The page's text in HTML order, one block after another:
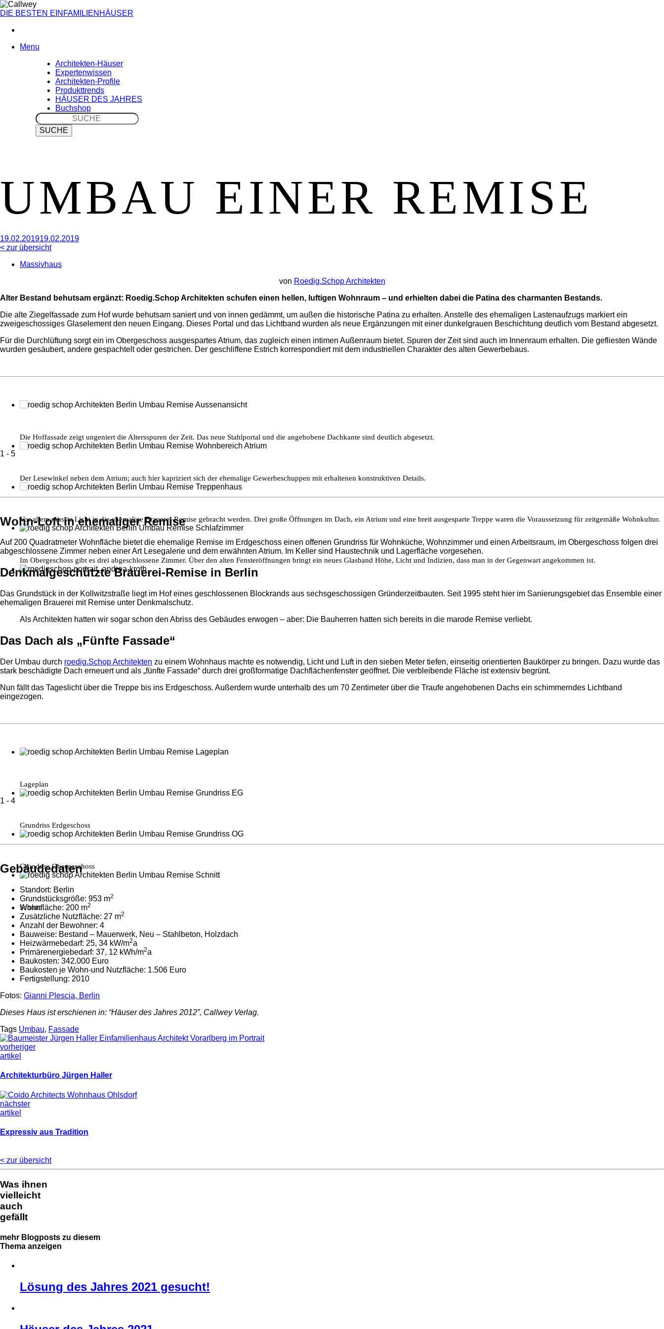
DIE BESTEN EINFAMILIENHÄUSER
Menu
Architekten-Häuser
Expertenwissen
Architekten-Profile
Produkttrends
HÄUSER DES JAHRES
Buchshop
Bücher-
und
zeitschriften
UM­BAU EI­NER RE­MI­SE
19.02.201919.02.2019
< zur übersicht
Massivhaus
von Roedig.Schop Architekten
Alter Bestand behutsam ergänzt: Roedig.Schop Architekten schufen einen hellen, luftigen Wohnraum – und erhielten dabei die Patina des charmanten Bestands.
Die alte Ziegelfassade zum Hof wurde behutsam saniert und von innen gedämmt, um außen die historische Patina zu erhalten. Anstelle des ehemaligen Lastenaufzugs markiert ein
zweigeschossiges Glaselement den neuen Eingang. Dieses Portal und das Lichtband wurden als neue Ergänzungen mit einer dunkelgrauen Beschichtung deutlich vom Bestand abgesetzt.
Für die Durchlüftung sorgt ein im Obergeschoss ausgespartes Atrium, das zugleich einen intimen Außenraum bietet. Spuren der Zeit sind auch im Innenraum erhalten. Die gefliesten Wände
wurden gesäubert, andere gespachtelt oder gestrichen. Der geschliffene Estrich korrespondiert mit dem industriellen Charakter des alten Gewerbebaus.
Die Hoffassade zeigt ungeniert die Altersspuren der Zeit. Das neue Stahlportal und die angehobene Dachkante sind deutlich abgesetzt.
Der Lesewinkel neben dem Atrium; auch hier kapriziert sich der ehemalige Gewerbeschuppen mit erhaltenen konstruktiven Details.
Vor allem musste Licht in die ehemalige Brauerei-Remise gebracht werden. Drei große Öffnungen im Dach, ein Atrium und eine breit ausgesparte Treppe waren die Voraussetzung für zeitgemäße Wohnkultur.
Im Obergeschoss gibt es drei abgeschlossene Zimmer. Über den alten Fensteröffnungen bringt ein neues Glasband Höhe, Licht und Indizien, dass man in der Gegenwart angekommen ist.
1 - 5
Wohn-Loft in ehemaliger Remise
Auf 200 Quadratmeter Wohnfläche bietet die ehemalige Remise im Erdgeschoss einen offenen Grundriss für Wohnküche, Wohnzimmer und einen Arbeitsraum, im Obergeschoss folgen drei
abgeschlossene Zimmer neben einer Art Lesegalerie und dem erwähnten Atrium. Im Keller sind Haustechnik und Lagerfläche vorgesehen.
Denkmalgeschützte Brauerei-Remise in Berlin
Das Grundstück in der Kollwitzstraße liegt im Hof eines geschlossenen Blockrands aus sechsgeschossigen Gründerzeitbauten. Seit 1995 steht hier im Sanierungsgebiet das Ensemble einer
ehemaligen Brauerei mit Remise unter Denkmalschutz.
Als Architekten hatten wir sogar schon den Abriss des Gebäudes erwogen – aber: Die Bauherren hatten sich bereits in die marode Remise verliebt.
Das Dach als „Fünfte Fassade“
Der Umbau durch roedig.Schop Architekten zu einem Wohnhaus machte es notwendig, Licht und Luft in den sieben Meter tiefen, einseitig orientierten Baukörper zu bringen. Dazu wurde das
stark beschädigte Dach erneuert und als „fünfte Fassade“ durch drei großformatige Dachflächenfenster geöffnet. Die verbleibende Fläche ist extensiv begrünt.
Nun fällt das Tageslicht über die Treppe bis ins Erdgeschoss. Außerdem wurde unterhalb des um 70 Zentimeter über die Traufe angehobenen Dachs ein schimmerndes Lichtband
eingezogen.
Lageplan
Grundriss Erdgeschoss
Grundriss Obergeschoss
Schnitt
1 - 4
Gebäudedaten
Standort: Berlin
Grundstücksgröße: 953 m2
Wohnfläche: 200 m2
Zusätzliche Nutzfläche: 27 m2
Anzahl der Bewohner: 4
Bauweise: Bestand – Mauerwerk, Neu – Stahlbeton, Holzdach
Heizwärmebedarf: 25, 34 kW/m2a
Primärenergiebedarf: 37, 12 kWh/m2a
Baukosten: 342.000 Euro
Baukosten je Wohn-und Nutzfläche: 1.506 Euro
Fertigstellung: 2010
Fotos: Gianni Plescia, Berlin
Dieses Haus ist erschienen in: “Häuser des Jahres 2012”, Callwey Verlag.
Tags Umbau, Fassade
vorheriger
artikel
Ar­chi­tek­turbüro Jürgen Hal­ler
nächster
artikel
Ex­pressiv aus Tra­di­ti­on
< zur übersicht
Was ihnen
vielleicht
auch
gefällt
mehr Blogposts zu diesem
Thema anzeigen
Lösung des Jahres 2021 gesucht!